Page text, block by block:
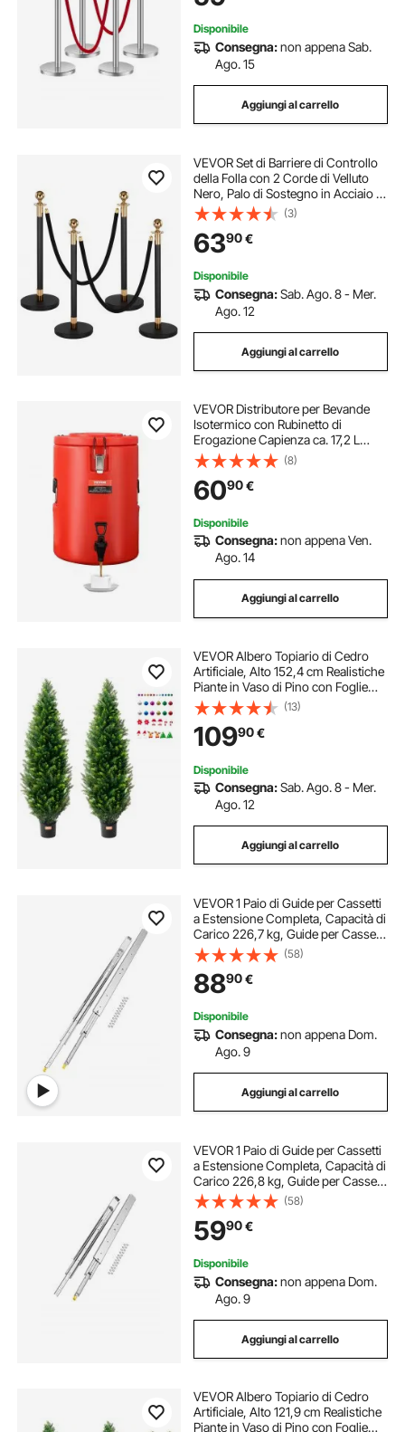
Disponibile
Consegna:non appena Sab.
Ago. 15
Aggiungi al carrello
VEVOR Set di Barriere di Controllo
della Folla con 2 Corde di Velluto
Nero, Palo di Sostegno in Acciaio al
Carbonio Resistente con Base Cava
per Teatro, Feste, Matrimoni,
Mostre, Eventi, Nero
(3)
6390€
Disponibile
Consegna:Sab. Ago. 8 - Mer.
Ago. 12
Aggiungi al carrello
VEVOR Distributore per Bevande
Isotermico con Rubinetto di
Erogazione Capienza ca. 17,2 L
Materiale Alimentare per Buffet
Festa Evento, Contenitore
Isotermico per Distribuzione
Bevande Calde / Fredde
(8)
6090€
Disponibile
Consegna:non appena Ven.
Ago. 14
Aggiungi al carrello
VEVOR Albero Topiario di Cedro
Artificiale, Alto 152,4 cm Realistiche
Piante in Vaso di Pino con Foglie
Extra, Set Verde Artificiale Protetto
dai Raggi UV per Domestica di
(13)
10990€
Disponibile
Consegna:Sab. Ago. 8 - Mer.
Ago. 12
Aggiungi al carrello
VEVOR 1 Paio di Guide per Cassetti
a Estensione Completa, Capacità di
Carico 226,7 kg, Guide per Cassetti
con Bloccaggio, Cuscinetti a Sfera
con Guida Scorrevole 1555 x 76 x
19,5 mm
(58)
8890€
Disponibile
Consegna:non appena Dom.
Ago. 9
Aggiungi al carrello
VEVOR 1 Paio di Guide per Cassetti
a Estensione Completa, Capacità di
Carico 226,8 kg, Guide per Cassetti
con Bloccaggio, Cuscinetti a Sfera
con Guida Scorrevole, 1047 x 76 x
19,5 mm
(58)
5990€
Disponibile
Consegna:non appena Dom.
Ago. 9
Aggiungi al carrello
VEVOR Albero Topiario di Cedro
Artificiale, Alto 121,9 cm Realistiche
Piante in Vaso di Pino con Foglie